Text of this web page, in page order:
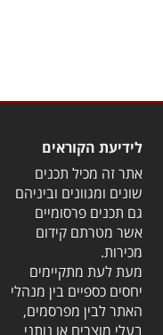
לידיעת הקוראים
אתר זה מכיל תכנים
שונים ומגוונים וביניהם
גם תכנים פרסומיים
אשר מטרתם קידום
מכירות.
מעת לעת מתקיימים
יחסים כספיים בין מנהלי
האתר לבין מפרסמים,
בעלי מוצרים או נותני